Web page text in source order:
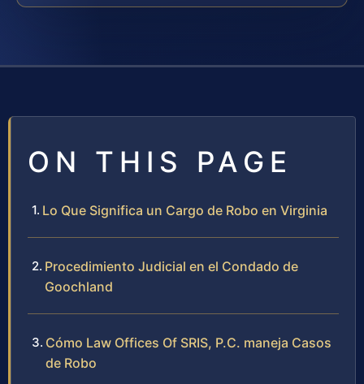
ON THIS PAGE
Lo Que Significa un Cargo de Robo en Virginia
Procedimiento Judicial en el Condado de
Goochland
Cómo Law Offices Of SRIS, P.C. maneja Casos
de Robo